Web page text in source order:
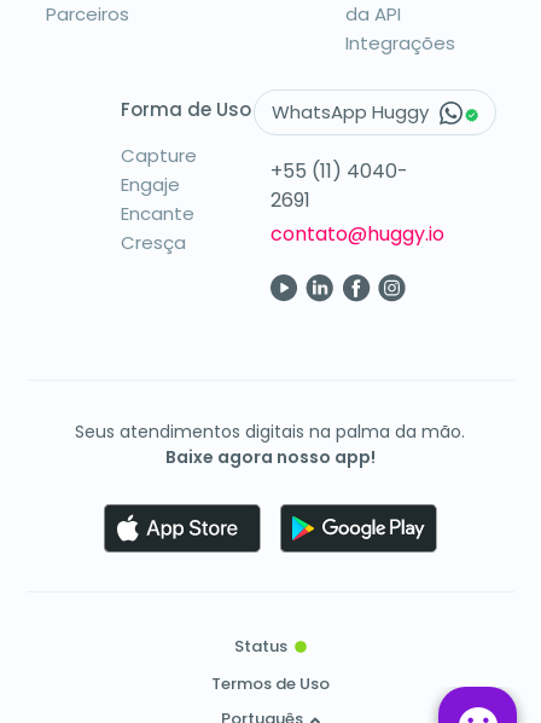
Parceiros
da API
Integrações
Forma de Uso
Capture
Engaje
Encante
Cresça
WhatsApp Huggy
+55 (11) 4040-
2691
contato@huggy.io
Seus atendimentos digitais na palma da mão.
Baixe agora nosso app!
Status
Termos de Uso